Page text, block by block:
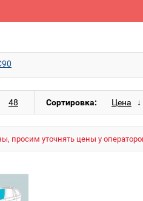
Сортировка:
просим уточнять цены у